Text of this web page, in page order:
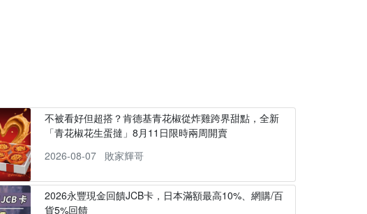
不被看好但超搭？肯德基青花椒從炸雞跨界甜點，全新
「青花椒花生蛋撻」8月11日限時兩周開賣
2026-08-07
敗家輝哥
2026永豐現金回饋JCB卡，日本滿額最高10%、網購/百
貨5%回饋